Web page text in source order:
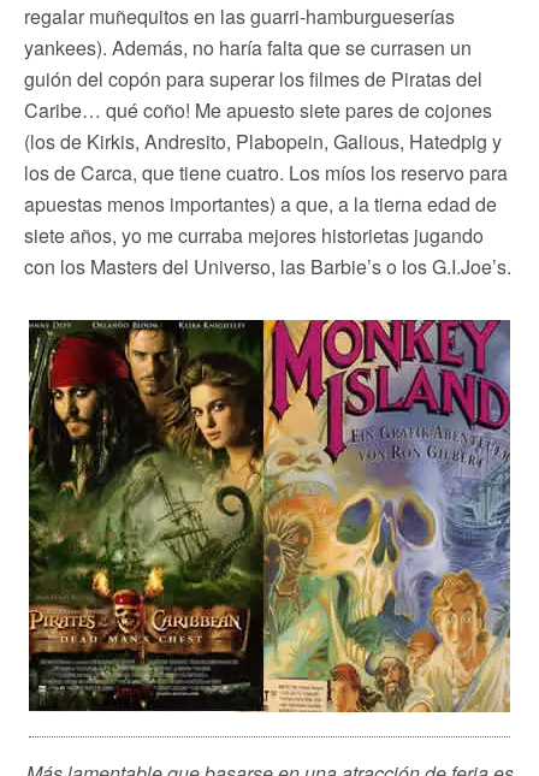
regalar muñequitos en las guarri-hamburgueserías
yankees). Además, no haría falta que se currasen un
guión del copón para superar los filmes de Piratas del
Caribe… qué coño! Me apuesto siete pares de cojones
(los de Kirkis, Andresito, Plabopein, Galious, Hatedpig y
los de Carca, que tiene cuatro. Los míos los reservo para
apuestas menos importantes) a que, a la tierna edad de
siete años, yo me curraba mejores historietas jugando
con los Masters del Universo, las Barbie’s o los G.I.Joe’s.